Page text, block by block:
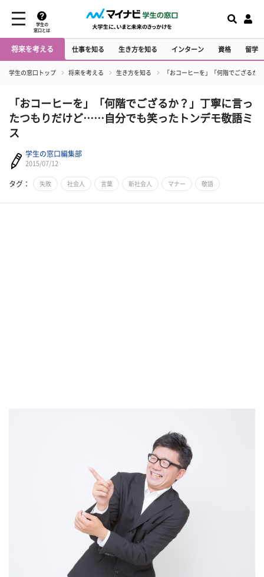
学生の
窓口とは
将来を考える 仕事を知る 生き方を知る インターン 資格 留学
学生の窓口トップ 将来を考える 生き方を知る 「おコーヒーを」「何階でござる
「おコーヒーを」「何階でござるか？」丁寧に言っ
たつもりだけど……自分でも笑ったトンデモ敬語ミ
ス
学生の窓口編集部
2015/07/12
タグ： 失敗 社会人 言葉 新社会人 マナー 敬語